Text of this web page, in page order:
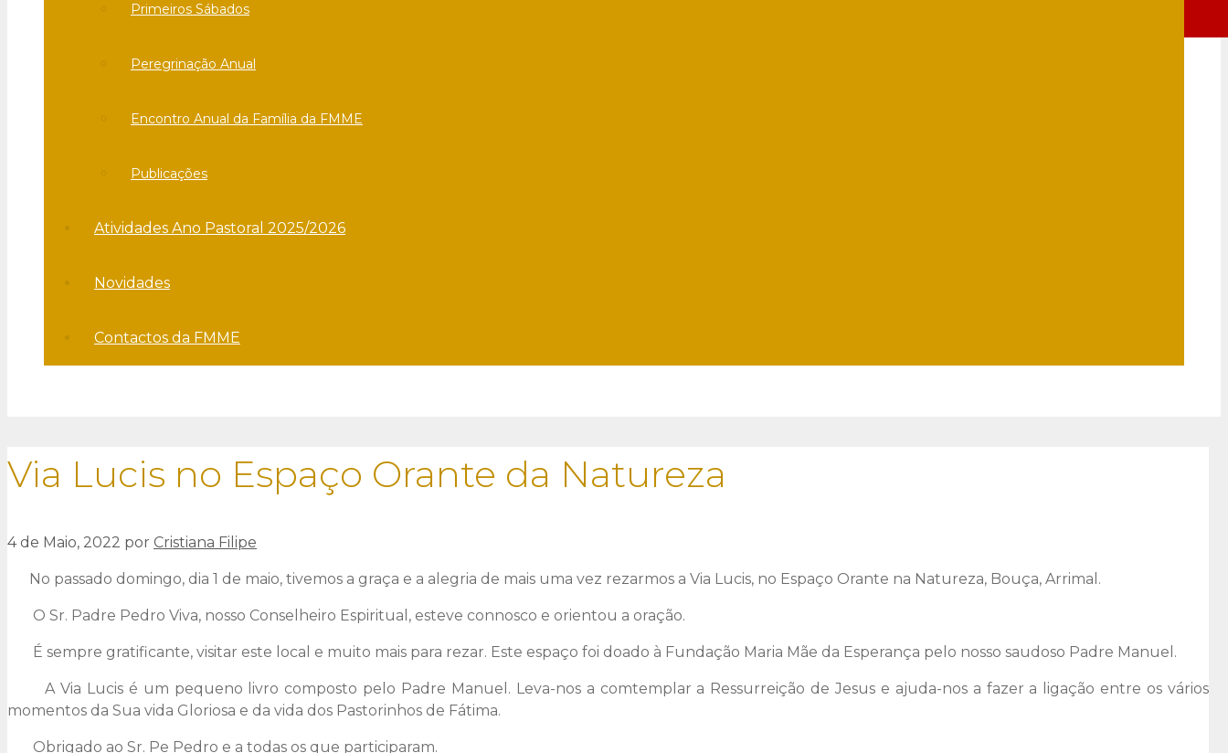
Primeiros Sábados
Peregrinação Anual
Encontro Anual da Família da FMME
Publicações
Atividades Ano Pastoral 2025/2026
Novidades
Contactos da FMME
Via Lucis no Espaço Orante da Natureza
4 de Maio, 2022 por Cristiana Filipe
No passado domingo, dia 1 de maio, tivemos a graça e a alegria de mais uma vez rezarmos a Via Lucis, no Espaço Orante na Natureza, Bouça, Arrimal.
O Sr. Padre Pedro Viva, nosso Conselheiro Espiritual, esteve connosco e orientou a oração.
É sempre gratificante, visitar este local e muito mais para rezar. Este espaço foi doado à Fundação Maria Mãe da Esperança pelo nosso saudoso Padre Manuel.
A Via Lucis é um pequeno livro composto pelo Padre Manuel. Leva-nos a comtemplar a Ressurreição de Jesus e ajuda-nos a fazer a ligação entre os vários
momentos da Sua vida Gloriosa e da vida dos Pastorinhos de Fátima.
Obrigado ao Sr. Pe Pedro e a todas os que participaram.